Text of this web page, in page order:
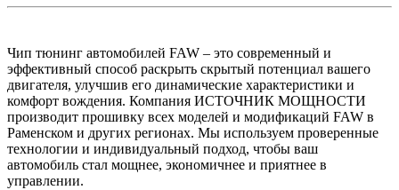
Чип тюнинг автомобилей FAW – это современный и
эффективный способ раскрыть скрытый потенциал вашего
двигателя, улучшив его динамические характеристики и
комфорт вождения. Компания ИСТОЧНИК МОЩНОСТИ
производит прошивку всех моделей и модификаций FAW в
Раменском и других регионах. Мы используем проверенные
технологии и индивидуальный подход, чтобы ваш
автомобиль стал мощнее, экономичнее и приятнее в
управлении.